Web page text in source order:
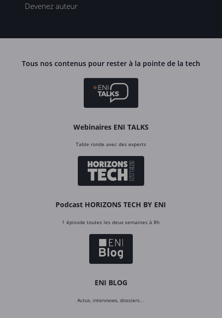
Devenez auteur
Tous nos contenus pour rester à la pointe de la tech
Webinaires ENI TALKS
Table ronde avec des experts
Podcast HORIZONS TECH BY ENI
1 épisode toutes les deux semaines à 8h
ENI BLOG
Actus, interviews, dossiers…